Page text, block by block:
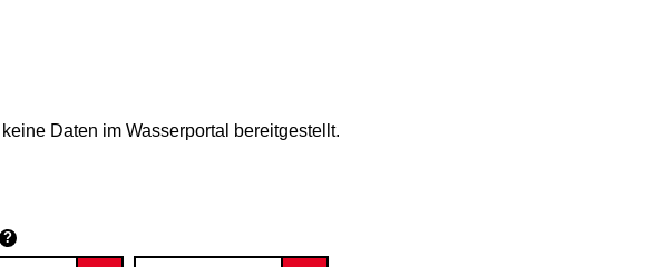
Daten im Wasserportal bereitgestellt.
?